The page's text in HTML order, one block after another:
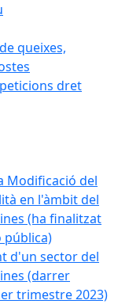
queixes,
dret
Modificació del
en l'àmbit del
(ha finalitzat
pública)
d'un sector del
(darrer
trimestre 2023)